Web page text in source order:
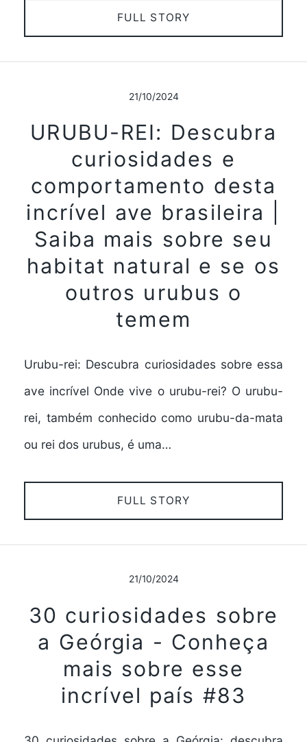
FULL STORY
21/10/2024
URUBU-REI: Descubra
curiosidades e
comportamento desta
incrível ave brasileira |
Saiba mais sobre seu
habitat natural e se os
outros urubus o
temem
Urubu-rei: Descubra curiosidades sobre essa
ave incrível Onde vive o urubu-rei? O urubu-
rei, também conhecido como urubu-da-mata
ou rei dos urubus, é uma…
FULL STORY
21/10/2024
30 curiosidades sobre
a Geórgia - Conheça
mais sobre esse
incrível país #83